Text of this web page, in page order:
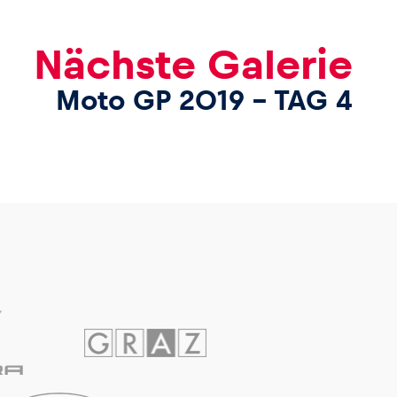
Nächste Galerie
Moto GP 2019 – TAG 4